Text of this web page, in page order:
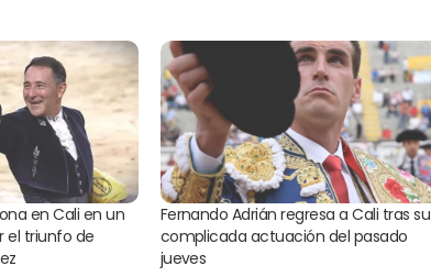
en Cali en un
el triunfo de
Fernando Adrián regresa a Cali tras su
complicada actuación del pasado
jueves